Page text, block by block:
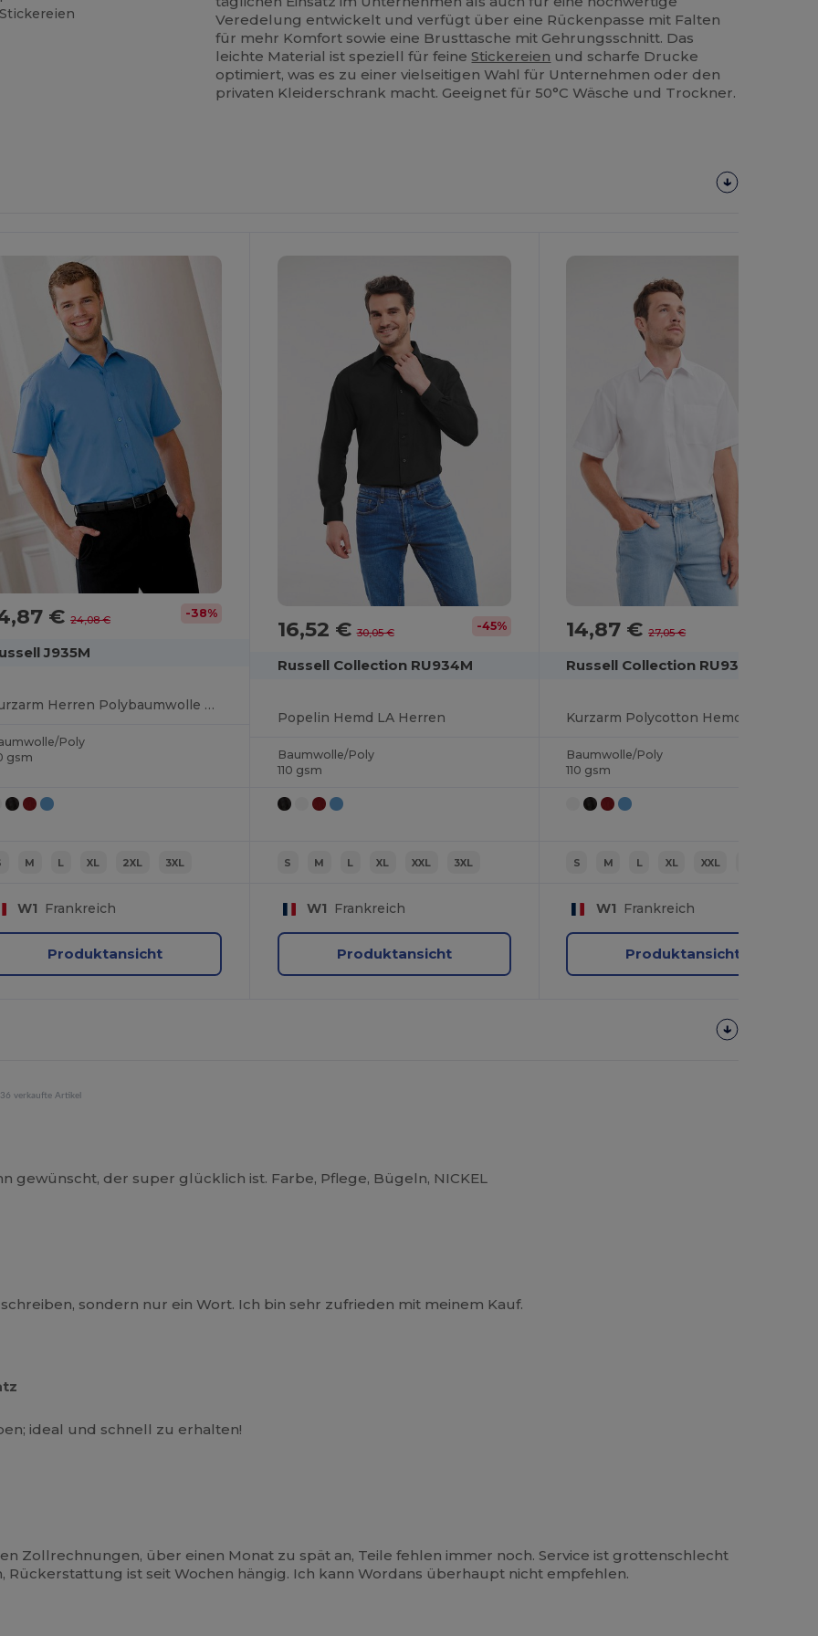
Veredelung entwickelt und verfügt über eine Rückenpasse mit Falten
für mehr Komfort sowie eine Brusttasche mit Gehrungsschnitt. Das
leichte Material ist speziell für feineStickereien und scharfe Drucke
optimiert, was es zu einer vielseitigen Wahl für Unternehmen oder den
privaten Kleiderschrank macht. Geeignet für 50°C Wäsche und Trockner.
€ 24,08 € -38%
J935M
Kurzarm Herren Polybaumwolle Popelinehemd
Poly
gsm
M L XL 2XL 3XL
W1 Frankreich
Produktansicht
16,52 €30,05 € -45%
Russell Collection RU934M
Popelin Hemd LA Herren
Baumwolle/Poly
110 gsm
S M L XL XXL 3XL
W1 Frankreich
Produktansicht
14,87 €27,05 €
Russell Collection RU935M
Baumwolle/Poly
110 gsm
S M L XL XXL
W1 Frankreich
Produktansicht
verkaufte Artikel
gewünscht, der super glücklich ist. Farbe, Pflege, Bügeln, NICKEL
sondern nur ein Wort. Ich bin sehr zufrieden mit meinem Kauf.
ideal und schnell zu erhalten!
Zollrechnungen, über einen Monat zu spät an, Teile fehlen immer noch. Service ist grottenschlecht
ist seit Wochen hängig. Ich kann Wordans überhaupt nicht empfehlen.